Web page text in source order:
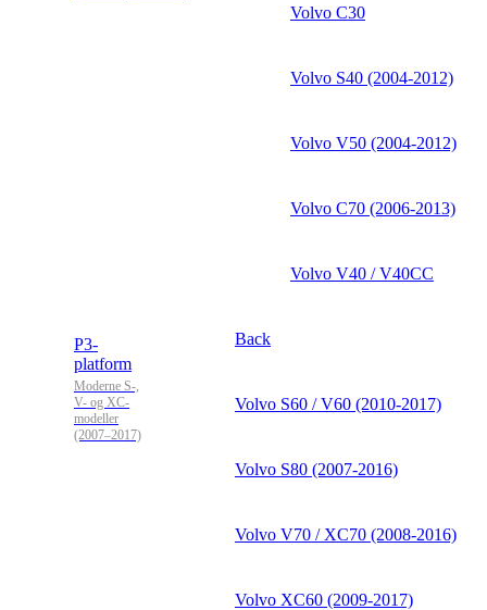
Volvo C30
Volvo S40 (2004-2012)
Volvo V50 (2004-2012)
Volvo C70 (2006-2013)
Volvo V40 / V40CC
P3-
platform
Moderne S-,
V- og XC-
modeller
(2007–2017)
Back
Volvo S60 / V60 (2010-2017)
Volvo S80 (2007-2016)
Volvo V70 / XC70 (2008-2016)
Volvo XC60 (2009-2017)